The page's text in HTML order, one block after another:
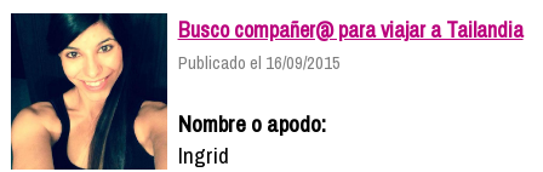
Busco compañer@ para viajar a Tailandia
Publicado el 16/09/2015
Nombre o apodo:
Ingrid